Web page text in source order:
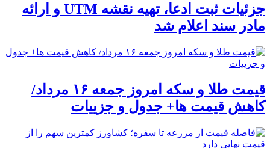
جزئیات ثبت ادعا، تهیه نقشه UTM و ارائه
مادر سند اعلام شد
قیمت طلا و سکه امروز جمعه ۱۶ مرداد/
کاهش قیمت ها+ جدول و جزییات